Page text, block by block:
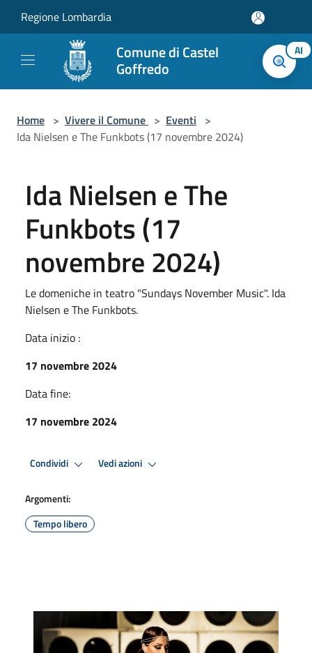
Regione Lombardia
Comune di Castel
Goffredo
AI
Home > Vivere il Comune > Eventi >
Ida Nielsen e The Funkbots (17 novembre 2024)
Ida Nielsen e The
Funkbots (17
novembre 2024)
Le domeniche in teatro "Sundays November Music". Ida
Nielsen e The Funkbots.
Data inizio :
17 novembre 2024
Data fine:
17 novembre 2024
Condividi Vedi azioni
Argomenti:
Tempo libero